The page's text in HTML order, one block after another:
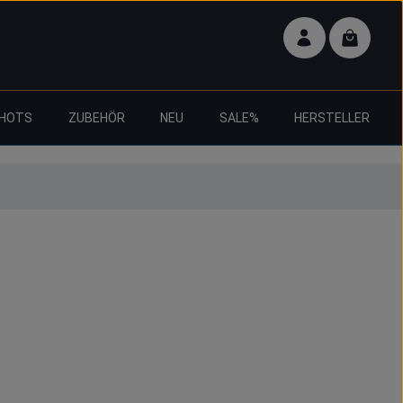
ZUBEHÖR NEU SALE% HERSTELLER